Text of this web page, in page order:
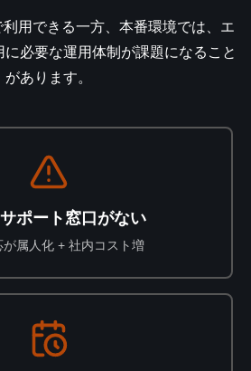
用できる一方、本番環境では、エ
必要な運用体制が課題になること
があります。
ポート窓口がない
が属人化 + 社内コスト増